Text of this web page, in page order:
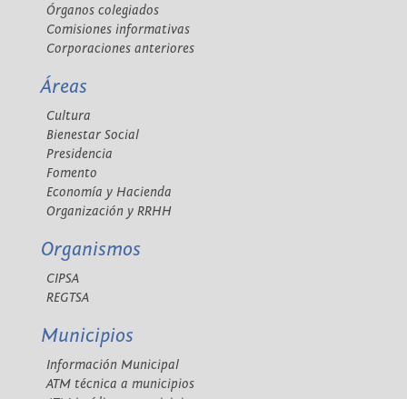
Órganos colegiados
Comisiones informativas
Corporaciones anteriores
Áreas
Cultura
Bienestar Social
Presidencia
Fomento
Economía y Hacienda
Organización y RRHH
Organismos
CIPSA
REGTSA
Municipios
Información Municipal
ATM técnica a municipios